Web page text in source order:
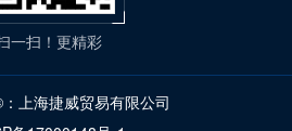
一扫！更精彩
上海捷威贸易有限公司